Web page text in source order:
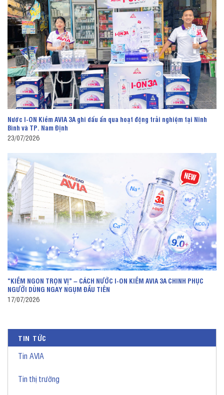
TIN TỨC
Tin AVIA
Tin thị trường
Nước I-ON Kiềm AVIA 3A ghi dấu ấn qua hoạt động trải nghiệm tại Ninh
Bình và TP. Nam Định
23/07/2026
“KIỀM NGON TRỌN VỊ” – CÁCH NƯỚC I-ON KIỀM AVIA 3A CHINH PHỤC
NGƯỜI DÙNG NGAY NGỤM ĐẦU TIÊN
17/07/2026